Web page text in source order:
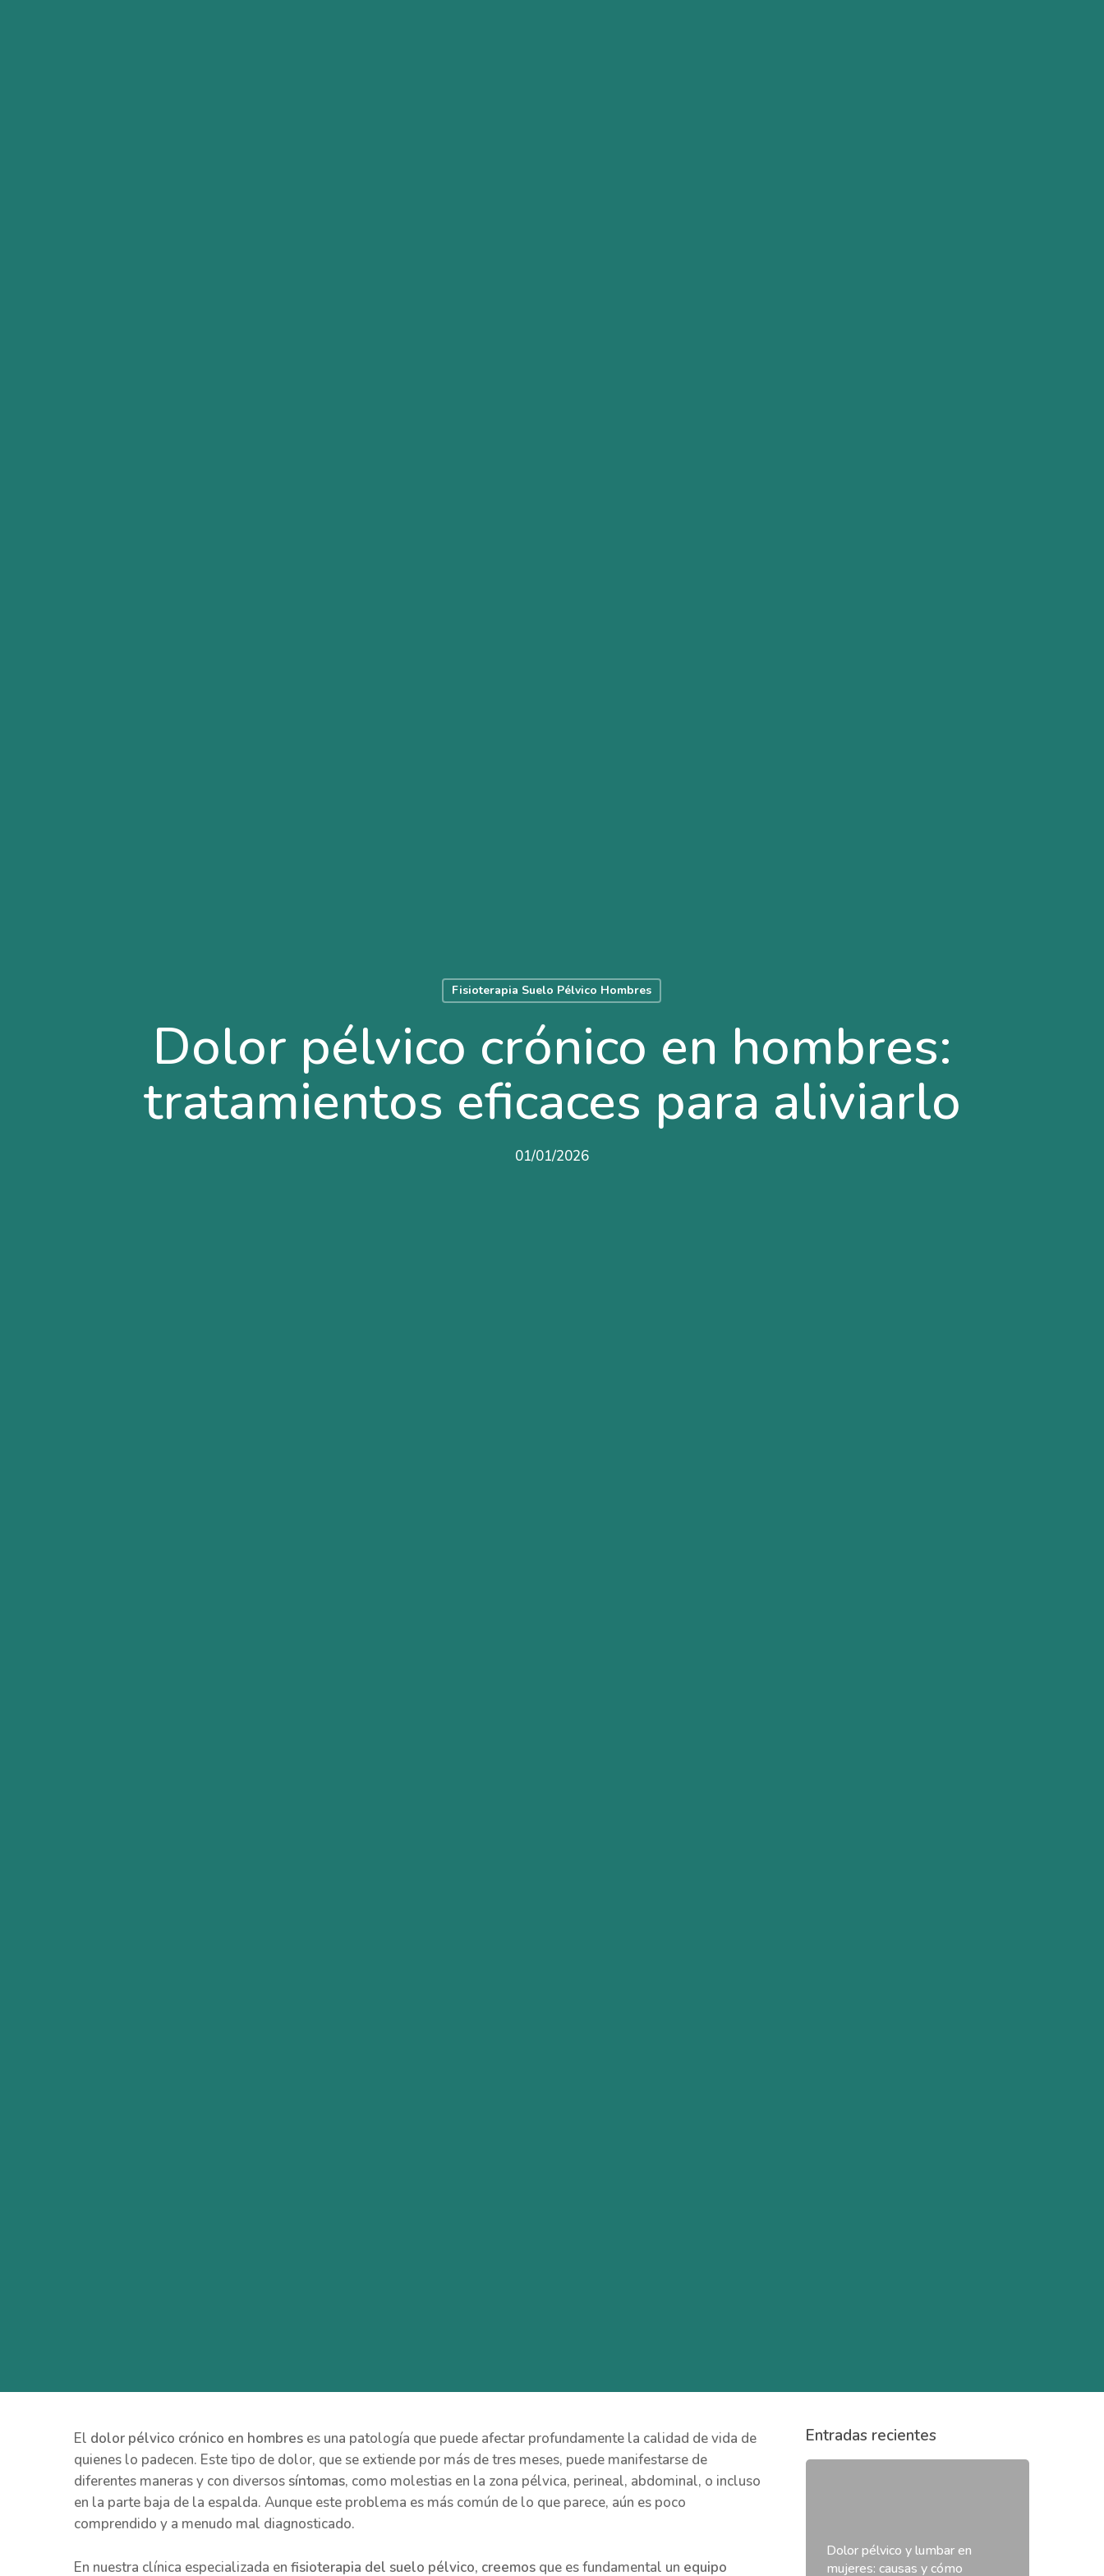
Fisioterapia Suelo Pélvico Hombres
Dolor pélvico crónico en hombres:
tratamientos eficaces para aliviarlo
01/01/2026
El dolor pélvico crónico en hombres es una patología que puede afectar profundamente la calidad de vida de
quienes lo padecen. Este tipo de dolor, que se extiende por más de tres meses, puede manifestarse de
diferentes maneras y con diversos síntomas, como molestias en la zona pélvica, perineal, abdominal, o incluso
en la parte baja de la espalda. Aunque este problema es más común de lo que parece, aún es poco
comprendido y a menudo mal diagnosticado.
En nuestra clínica especializada en fisioterapia del suelo pélvico, creemos que es fundamental un equipo
Entradas recientes
Dolor pélvico y lumbar en
mujeres: causas y cómo